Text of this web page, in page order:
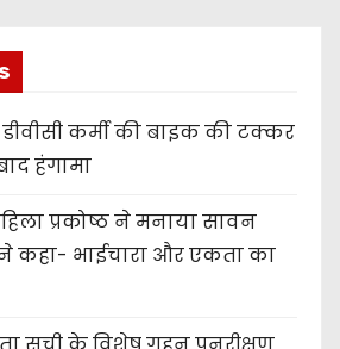
कर्मी की बाइक की टक्कर
हंगामा
प्रकोष्ठ ने मनाया सावन
कहा- भाईचारा और एकता का